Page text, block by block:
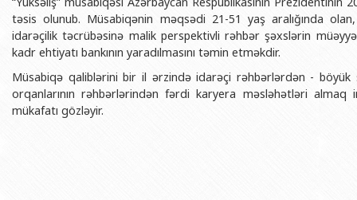
Fəxri doktorlarımız
BDU-da təhsil
BDU-da tədris olunan ixtisaslar
Universitet tarixinin ən mühüm hadisələri
Sənədlər və Müraciətlərlə iş
Maliyyə və təminat Departamenti
Keyfiyyətin təminatı, monitorinq
Filologiya fakültəsi
Tarix fakültəsi
Beynəlxalq
Şəxsi
təsis olunub. Müsabiqənin məqsədi 21-51 yaş aralığında
idarəçilik təcrübəsinə malik perspektivli rəhbər şəxslərin
kadr ehtiyatı bankının yaradılmasını təmin etməkdir.
Müsabiqə qaliblərini bir il ərzində idarəçi rəhbərlərdən -
orqanlarının rəhbərlərindən fərdi karyera məsləhətləri
mükafatı gözləyir.